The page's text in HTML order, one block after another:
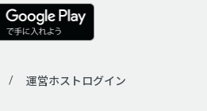
運営ホストログイン